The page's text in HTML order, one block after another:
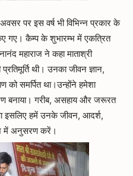
पर इस वर्ष भी विभिन्न प्रकार के
गए। कैम्प के शुभारम्भ में एकत्रित
महाराज ने कहा माताश्री
थी। उनका जीवन ज्ञान,
को समर्पित था।उन्होंने हमेशा
बनाया। गरीब, असहाय और जरूरत
इसलिए हमें उनके जीवन, आदर्श,
में अनुसरण करें।